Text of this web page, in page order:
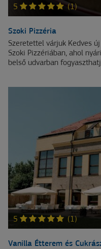
5 (1)
Szoki Pizzéria
Szeretettel várjuk Kedves
Szoki Pizzériában, ahol
belső udvarban
5 (1)
Vanilla Étterem és